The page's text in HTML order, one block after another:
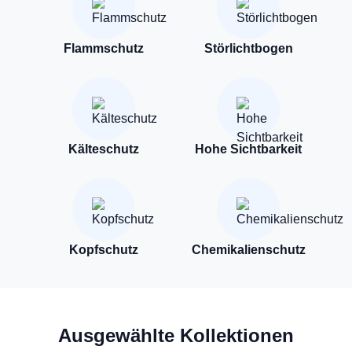
Flammschutz Störlichtbogen
Kälteschutz Hohe Sichtbarkeit
Kopfschutz Chemikalienschutz
Ausgewählte Kollektionen